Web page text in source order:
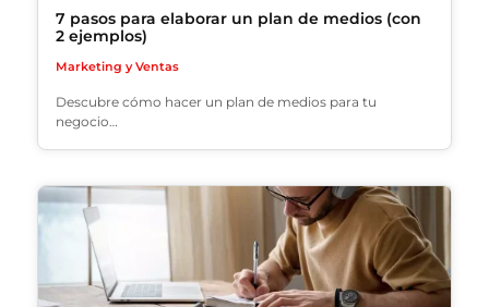
7 pasos para elaborar un plan de medios (con
2 ejemplos)
Marketing y Ventas
Descubre cómo hacer un plan de medios para tu
negocio…